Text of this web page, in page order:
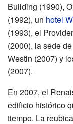
Building (1990),
(1992), un hotel
(1993), el
(2000), la sede
Westin (2007) y
(2007).
En 2007, el
edificio histórico
tiempo. La